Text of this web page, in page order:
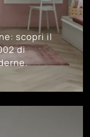
scopri il
di